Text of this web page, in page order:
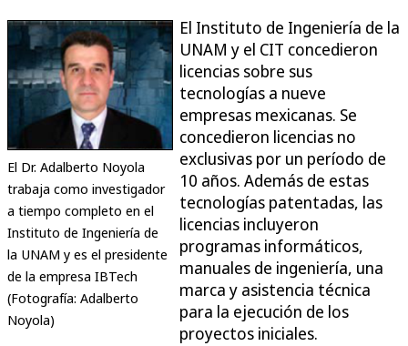
El Dr. Adalberto Noyola
trabaja como investigador
a tiempo completo en el
Instituto de Ingeniería de
la UNAM y es el presidente
de la empresa IBTech
(Fotografía: Adalberto
Noyola)
El Instituto de Ingeniería de la
UNAM y el CIT concedieron
licencias sobre sus
tecnologías a nueve
empresas mexicanas. Se
concedieron licencias no
exclusivas por un período de
10 años. Además de estas
tecnologías patentadas, las
licencias incluyeron
programas informáticos,
manuales de ingeniería, una
marca y asistencia técnica
para la ejecución de los
proyectos iniciales.